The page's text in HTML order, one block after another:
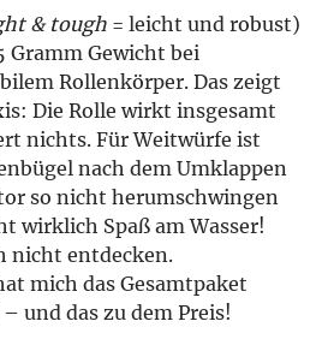
& tough = leicht und robust)
Gramm Gewicht bei
Rollenkörper. Das zeigt
Die Rolle wirkt insgesamt
nichts. Für Weitwürfe ist
nach dem Umklappen
so nicht herumschwingen
wirklich Spaß am Wasser!
nicht entdecken.
mich das Gesamtpaket
und das zu dem Preis!